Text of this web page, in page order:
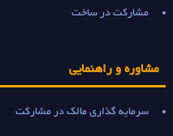
مشارکت در ساخت
مشاوره و راهنمایی
سرمایه گذاری مالک در مشارکت